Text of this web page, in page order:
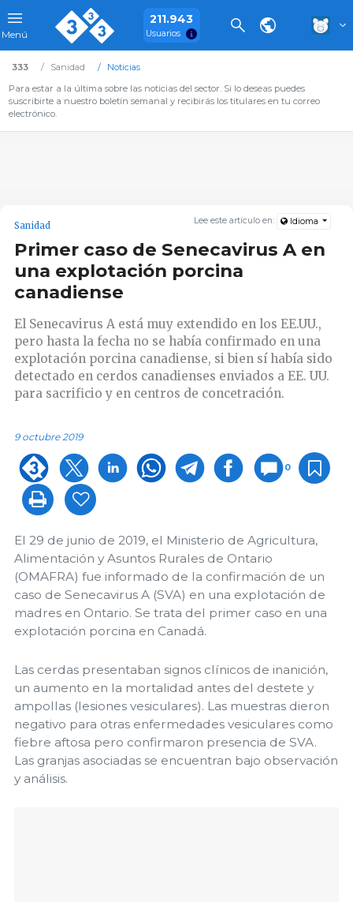
Menú
211.943
Usuarios
333 Sanidad
Noticias
Para estar a la última sobre las noticias del sector. Si lo deseas puedes
suscribirte a nuestro boletín semanal y recibirás los titulares en tu correo
electrónico.
Lee este artículo en: Idioma
Sanidad
Primer caso de Senecavirus A en
una explotación porcina
canadiense
El Senecavirus A está muy extendido en los EE.UU.,
pero hasta la fecha no se había confirmado en una
explotación porcina canadiense, si bien sí había sido
detectado en cerdos canadienses enviados a EE. UU.
para sacrificio y en centros de concetración.
9 octubre 2019
0
El 29 de junio de 2019, el Ministerio de Agricultura,
Alimentación y Asuntos Rurales de Ontario
(OMAFRA) fue informado de la confirmación de un
caso de Senecavirus A (SVA) en una explotación de
madres en Ontario. Se trata del primer caso en una
explotación porcina en Canadá.
Las cerdas presentaban signos clínicos de inanición,
un aumento en la mortalidad antes del destete y
ampollas (lesiones vesiculares). Las muestras dieron
negativo para otras enfermedades vesiculares como
fiebre aftosa pero confirmaron presencia de SVA.
Las granjas asociadas se encuentran bajo observación
y análisis.